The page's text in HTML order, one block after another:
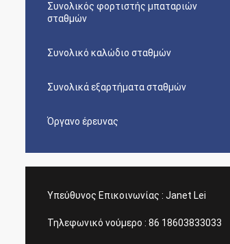
Συνολικός φορτιστής μπαταριών
σταθμών
Συνολικό καλώδιο σταθμών
Συνολικά εξαρτήματα σταθμών
Όργανο έρευνας
Υπεύθυνος Επικοινωνίας : Janet Lei
Τηλεφωνικό νούμερο : 86 18603833033